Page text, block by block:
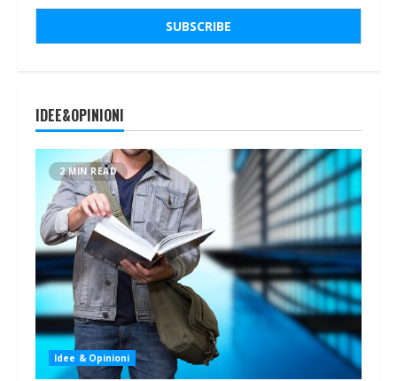
IDEE&OPINIONI
2 MIN READ
Idee & Opinioni